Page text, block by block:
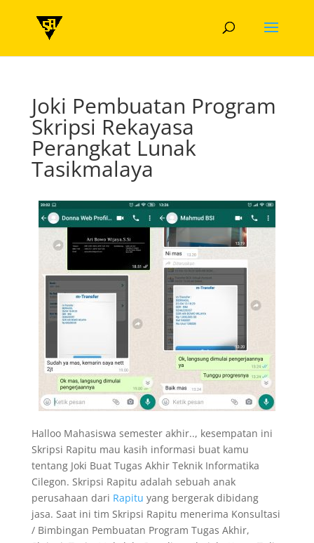
Joki Pembuatan Program
Skripsi Rekayasa
Perangkat Lunak
Tasikmalaya
Halloo Mahasiswa semester akhir.., kesempatan ini
Skripsi Rapitu mau kasih informasi buat kamu
tentang Joki Buat Tugas Akhir Teknik Informatika
Cilegon. Skripsi Rapitu adalah sebuah anak
perusahaan dari Rapitu yang bergerak dibidang
jasa. Saat ini tim Skripsi Rapitu menerima Konsultasi
/ Bimbingan Pembuatan Program Tugas Akhir,